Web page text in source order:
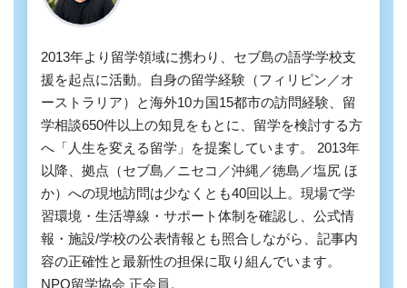
2013年より留学領域に携わり、セブ島の語学学校支
援を起点に活動。自身の留学経験（フィリピン／オ
ーストラリア）と海外10カ国15都市の訪問経験、留
学相談650件以上の知見をもとに、留学を検討する方
へ「人生を変える留学」を提案しています。 2013年
以降、拠点（セブ島／ニセコ／沖縄／徳島／塩尻 ほ
か）への現地訪問は少なくとも40回以上。現場で学
習環境・生活導線・サポート体制を確認し、公式情
報・施設/学校の公表情報とも照合しながら、記事内
容の正確性と最新性の担保に取り組んでいます。
NPO留学協会 正会員。